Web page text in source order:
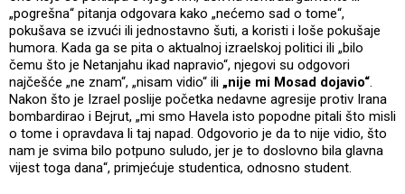
„pogrešna“ pitanja odgovara kako „nećemo sad o tome“,
pokušava se izvući ili jednostavno šuti, a koristi i loše pokušaje
humora. Kada ga se pita o aktualnoj izraelskoj politici ili „bilo
čemu što je Netanjahu ikad napravio“, njegovi su odgovori
najčešće „ne znam“, „nisam vidio“ ili „nije mi Mosad dojavio“.
Nakon što je Izrael poslije početka nedavne agresije protiv Irana
bombardirao i Bejrut, „mi smo Havela isto popodne pitali što misli
o tome i opravdava li taj napad. Odgovorio je da to nije vidio, što
nam je svima bilo potpuno suludo, jer je to doslovno bila glavna
vijest toga dana“, primjećuje studentica, odnosno student.